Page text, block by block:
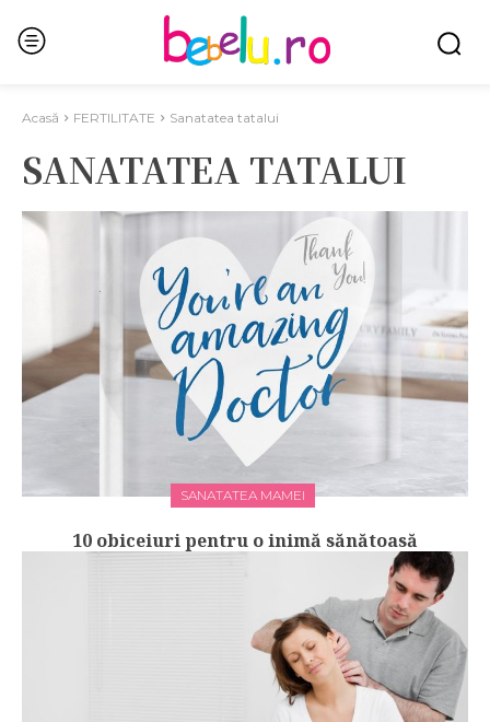
Acasă FERTILITATE Sanatatea tatalui
SANATATEA TATALUI
SANATATEA MAMEI
10 obiceiuri pentru o inimă sănătoasă